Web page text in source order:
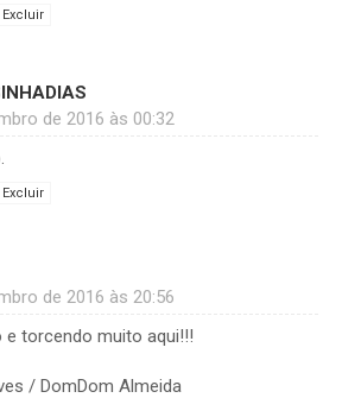
Excluir
de 2016 às 00:32
Excluir
de 2016 às 20:56
e torcendo muito aqui!!!
/ DomDom Almeida